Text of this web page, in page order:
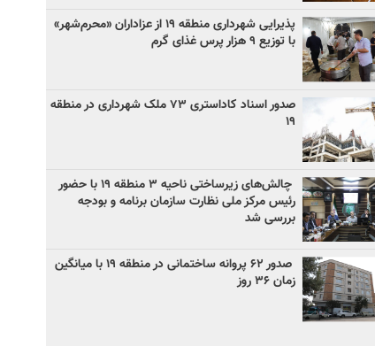
پذیرایی شهرداری منطقه ۱۹ از عزاداران «محرم‌شهر»
با توزیع ۹ هزار پرس غذای گرم
صدور اسناد کاداستری ۷۳ ملک شهرداری در منطقه
۱۹
چالش‌های زیرساختی ناحیه ۳ منطقه ۱۹ با حضور
رئیس مرکز ملی نظارت سازمان برنامه و بودجه
بررسی شد
صدور ۶۲ پروانه ساختمانی در منطقه ۱۹ با میانگین
زمان ۳۶ روز